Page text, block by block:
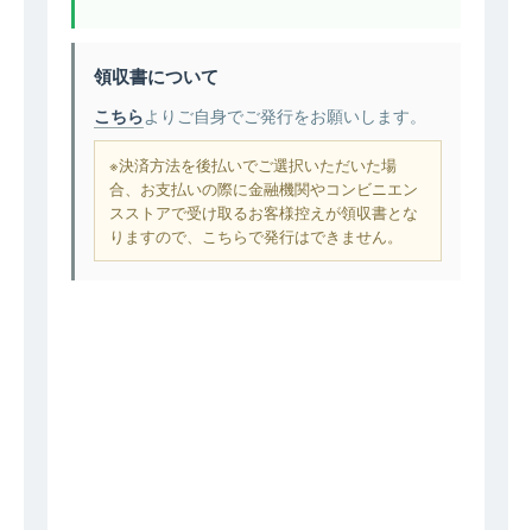
領収書について
こちらよりご自身でご発行をお願いします。
※決済方法を後払いでご選択いただいた場
合、お支払いの際に金融機関やコンビニエン
スストアで受け取るお客様控えが領収書とな
りますので、こちらで発行はできません。